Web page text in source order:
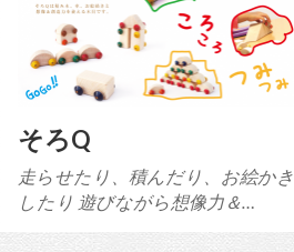
そろQ
走らせたり、積んだり、お絵かき
したり 遊びながら想像力＆…